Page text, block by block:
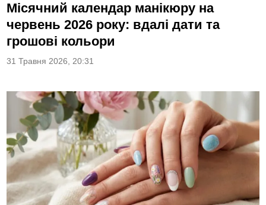
Місячний календар манікюру на
червень 2026 року: вдалі дати та
грошові кольори
31 Травня 2026, 20:31